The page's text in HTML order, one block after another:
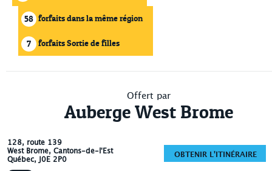
58 forfaits dans la même région
7 forfaits Sortie de filles
Offert par
Auberge West Brome
128, route 139
West Brome, Cantons-de-l'Est
Québec, J0E 2P0
OBTENIR L'ITINÉRAIRE